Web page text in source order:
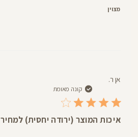
מצוין
אן ר.
קונה מאומת
איכות המוצר (ירודה יחסית) למחיר